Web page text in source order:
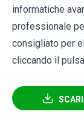
informatiche
professionale
consigliato per
cliccando il